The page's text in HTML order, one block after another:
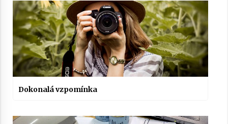
Dokonalá vzpomínka